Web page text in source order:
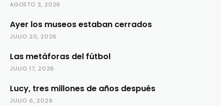
AGOSTO 3, 2026
Ayer los museos estaban cerrados
JULIO 20, 2026
Las metáforas del fútbol
JULIO 17, 2026
Lucy, tres millones de años después
JULIO 6, 2026